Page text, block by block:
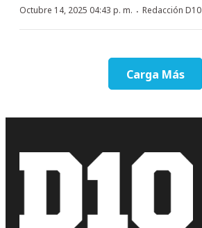
Octubre 14, 2025 04:43 p. m. · Redacción D10
Carga Más